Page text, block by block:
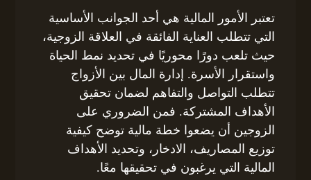
تعتبر الأمور المالية هي أحد الجوانب الأساسية
التي تتطلب العناية الفائقة في العلاقة الزوجية،
حيث تلعب دورًا محوريًا في تحديد نمط الحياة
واستقرار الأسرة. إدارة المال بين الأزواج
تتطلب التواصل والتفاهم لضمان تحقيق
الأهداف المشتركة. فمن الضروري على
الزوجين أن يضعوا خطة مالية توضح كيفية
توزيع المصاريف، الادخار، وتحديد الأهداف
المالية التي يرغبون في تحقيقها معًا.